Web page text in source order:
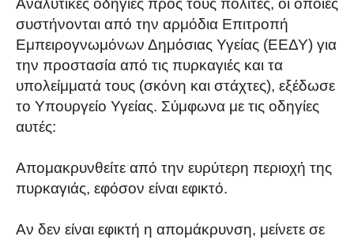
Αναλυτικές οδηγίες προς τους πολίτες, οι οποίες
συστήνονται από την αρμόδια Επιτροπή
Εμπειρογνωμόνων Δημόσιας Υγείας (ΕΕΔΥ) για
την προστασία από τις πυρκαγιές και τα
υπολείμματά τους (σκόνη και στάχτες), εξέδωσε
το Υπουργείο Υγείας. Σύμφωνα με τις οδηγίες
αυτές:
Απομακρυνθείτε από την ευρύτερη περιοχή της
πυρκαγιάς, εφόσον είναι εφικτό.
Αν δεν είναι εφικτή η απομάκρυνση, μείνετε σε